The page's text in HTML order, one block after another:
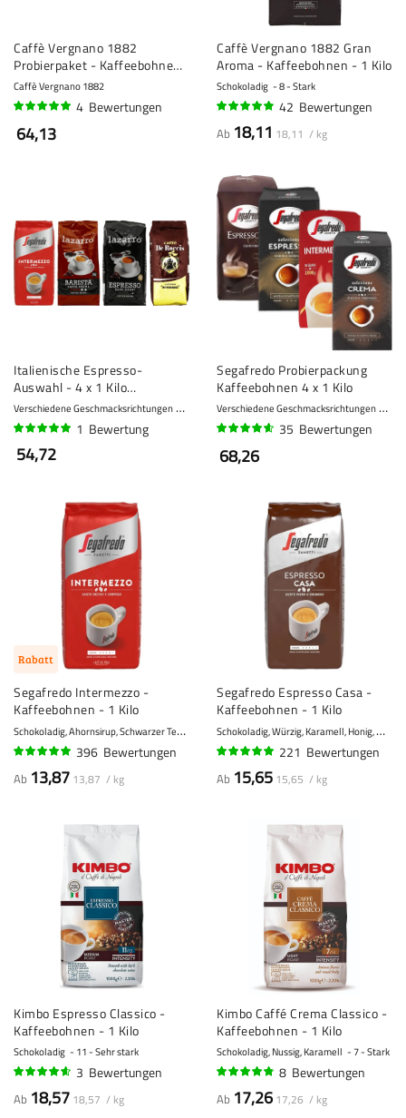
Caffè Vergnano 1882
Probierpaket - Kaffeebohnen
- 3 x 1 Kilo
Caffè Vergnano 1882
4 Bewertungen
64,13
Caffè Vergnano 1882 Gran
Aroma - Kaffeebohnen - 1 Kilo
Schokoladig 8 - Stark
42 Bewertungen
Ab 18,11 18,11 / kg
Italienische Espresso-
Auswahl - 4 x 1 Kilo
Kaffeebohnen
Verschiedene Geschmacksrichtungen 7 - Stark
100%
1 Bewertung
54,72
Segafredo Probierpackung
Kaffeebohnen 4 x 1 Kilo
Verschiedene Geschmacksrichtungen 7 -
35 Bewertungen
68,26
Rabatt
Segafredo Intermezzo -
Kaffeebohnen - 1 Kilo
S
chokoladig, Ahornsirup, Schwarzer Tee 8 - Stark
396 Bewertungen
Ab 13,87 13,87 / kg
Segafredo Espresso Casa -
Kaffeebohnen - 1 Kilo
S
chokoladig, Würzig, Karamell, Honig, Mandeln
221 Bewertungen
Ab 15,65 15,65 / kg
Kimbo Espresso Classico -
Kaffeebohnen - 1 Kilo
Schokoladig 11 - Sehr stark
3 Bewertungen
Ab 18,57 18,57 / kg
Kimbo Caffé Crema Classico -
Kaffeebohnen - 1 Kilo
Schokoladig, Nussig, Karamell 7 - Stark
8 Bewertungen
Ab 17,26 17,26 / kg